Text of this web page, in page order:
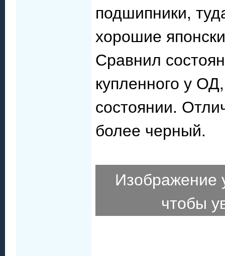
подшипники,
хорошие
Сравнил
купленного у
состоянии.
более черный.
чтобы